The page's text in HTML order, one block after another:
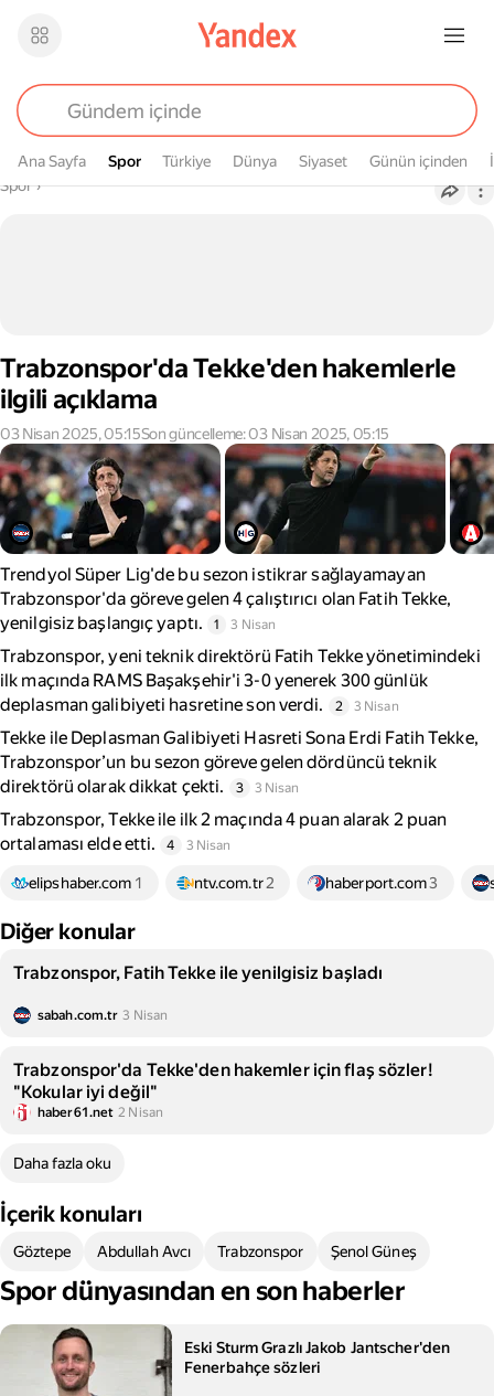
Ana Sayfa Spor
Spor Türkiye Dünya Siyaset Günün içinden
Buradasın
Spor›
Trabzonspor'da Tekke'den hakemlerle
ilgili açıklama
03 Nisan 2025, 05:15Son güncelleme: 03 Nisan 2025, 05:15
Trendyol Süper Lig'de bu sezon istikrar sağlayamayan
Trabzonspor'da göreve gelen 4 çalıştırıcı olan Fatih Tekke,
yenilgisiz başlangıç yaptı.
1 3 Nisan
Trabzonspor, yeni teknik direktörü Fatih Tekke yönetimindeki
ilk maçında RAMS Başakşehir'i 3-0 yenerek 300 günlük
deplasman galibiyeti hasretine son verdi.
2 3 Nisan
Tekke ile Deplasman Galibiyeti Hasreti Sona Erdi Fatih Tekke,
Trabzonspor’un bu sezon göreve gelen dördüncü teknik
direktörü olarak dikkat çekti.
3 3 Nisan
Trabzonspor, Tekke ile ilk 2 maçında 4 puan alarak 2 puan
ortalaması elde etti.
4 3 Nisan
elipshaber.com 1 ntv.com.tr2 haberport.com3
Diğer konular
Trabzonspor, Fatih Tekke ile yenilgisiz başladı
sabah.com.tr 3 Nisan
Trabzonspor'da Tekke'den hakemler için flaş sözler!
"Kokular iyi değil"
haber61.net 2 Nisan
Daha fazla oku
İçerik konuları
Göztepe Abdullah Avcı Trabzonspor Şenol Güneş
Spor dünyasından en son haberler
Eski Sturm Grazlı Jakob Jantscher'den
Fenerbahçe sözleri